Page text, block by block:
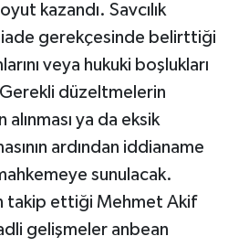
kazandı. Savcılık
iade gerekçesinde belirttiği
veya hukuki boşlukları
düzeltmelerin
alınması ya da eksik
ardından iddianame
sunulacak.
takip ettiği Mehmet Akif
gelişmeler anbean